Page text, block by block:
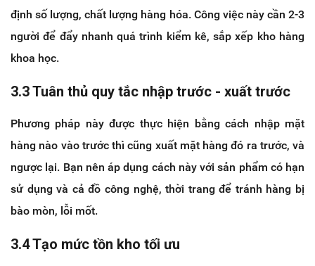
định số lượng, chất lượng hàng hóa. Công việc này cần 2-3
người để đẩy nhanh quá trình kiểm kê, sắp xếp kho hàng
khoa học.
3.3 Tuân thủ quy tắc nhập trước - xuất trước
Phương pháp này được thực hiện bằng cách nhập mặt
hàng nào vào trước thì cũng xuất mặt hàng đó ra trước, và
ngược lại. Bạn nên áp dụng cách này với sản phẩm có hạn
sử dụng và cả đồ công nghệ, thời trang để tránh hàng bị
bào mòn, lỗi mốt.
3.4 Tạo mức tồn kho tối ưu